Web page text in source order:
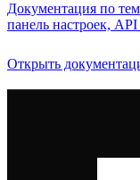
Документация по
панель настроек,
Открыть